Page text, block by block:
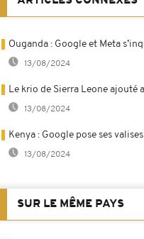
Ouganda : Google et Meta
13/08/2024
Le krio de Sierra Leone ajouté
13/08/2024
Kenya : Google pose ses
13/08/2024
SUR LE MÊME PAYS